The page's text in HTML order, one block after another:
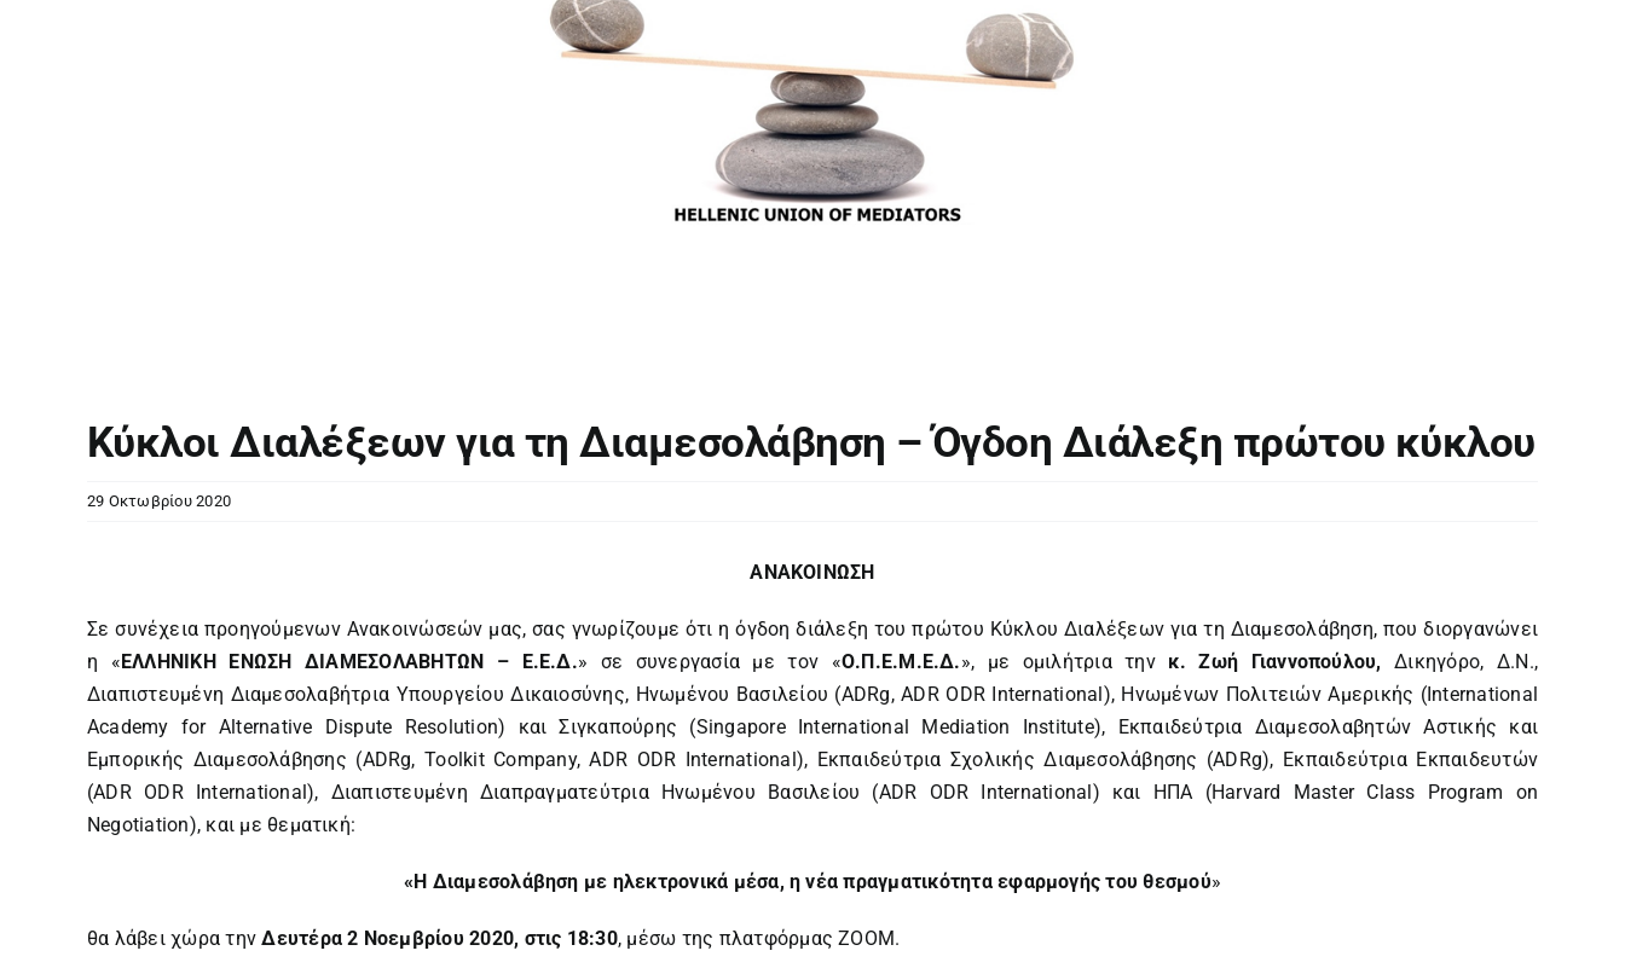
Κύκλοι Διαλέξεων για τη Διαμεσολάβηση – Όγδοη Διάλεξη πρώτου κύκλου
29 Οκτωβρίου 2020
ΑΝΑΚΟΙΝΩΣΗ
Σε συνέχεια προηγούμενων Ανακοινώσεών μας, σας γνωρίζουμε ότι η όγδοη διάλεξη του πρώτου Κύκλου Διαλέξεων για τη Διαμεσολάβηση, που διοργανώνει
η «ΕΛΛΗΝΙΚΗ ΕΝΩΣΗ ΔΙΑΜΕΣΟΛΑΒΗΤΩΝ – Ε.Ε.Δ.» σε συνεργασία με τον «Ο.Π.Ε.Μ.Ε.Δ.», με ομιλήτρια την κ. Ζωή Γιαννοπούλου,Δικηγόρο, Δ.Ν.,
Διαπιστευμένη Διαμεσολαβήτρια Υπουργείου Δικαιοσύνης, Ηνωμένου Βασιλείου (ADRg, ADR ODR International), Ηνωμένων Πολιτειών Αμερικής (International
Academy for Alternative Dispute Resolution) και Σιγκαπούρης (Singapore International Mediation Institute), Εκπαιδεύτρια Διαμεσολαβητών Αστικής και
Εμπορικής Διαμεσολάβησης (ADRg, Toolkit Company, ADR ODR International), Εκπαιδεύτρια Σχολικής Διαμεσολάβησης (ADRg), Εκπαιδεύτρια Εκπαιδευτών
(ADR ODR International), Διαπιστευμένη Διαπραγματεύτρια Ηνωμένου Βασιλείου (ADR ODR International) και ΗΠΑ (Harvard Master Class Program on
Negotiation), και με θεματική:
«Η Διαμεσολάβηση με ηλεκτρονικά μέσα, η νέα πραγματικότητα εφαρμογής του θεσμού»
θα λάβει χώρα τηνΔευτέρα 2 Νοεμβρίου 2020, στις 18:30, μέσω της πλατφόρμας ZOOM.